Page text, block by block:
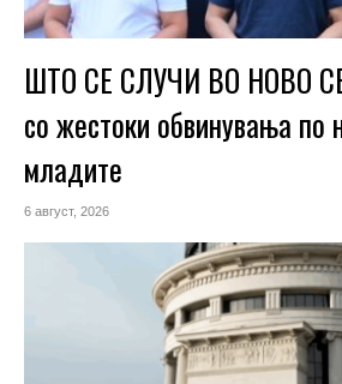
ШТО СЕ СЛУЧИ ВО НОВО
со жестоки обвинувања по
младите
6 август, 2026